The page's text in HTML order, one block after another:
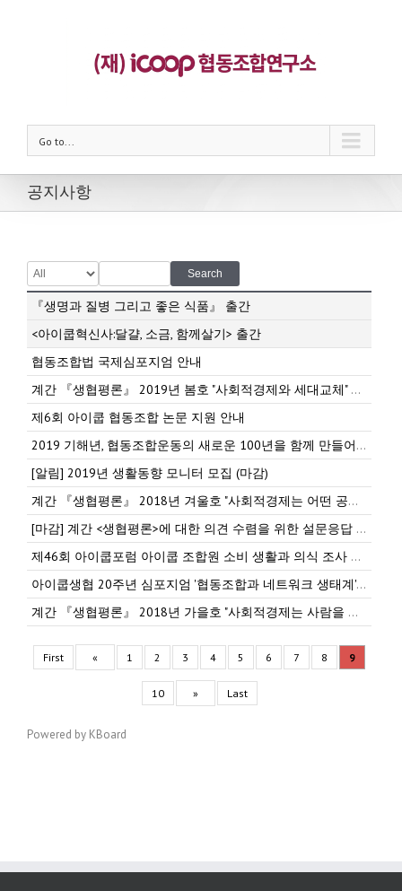
Go to...
공지사항
Search
『생명과 질병 그리고 좋은 식품』 출간
<아이쿱혁신사:달걀, 소금, 함께살기> 출간
협동조합법 국제심포지엄 안내
계간 『생협평론』 2019년 봄호 "사회적경제와 세대교체" 발간
제6회 아이쿱 협동조합 논문 지원 안내
2019 기해년, 협동조합운동의 새로운 100년을 함께 만들어가겠습니다.
[알림] 2019년 생활동향 모니터 모집 (마감)
계간 『생협평론』 2018년 겨울호 "사회적경제는 어떤 공동체를 꿈꾸는가"발간
[마감] 계간 <생협평론>에 대한 의견 수렴을 위한 설문응답 진행
제46회 아이쿱포럼 아이쿱 조합원 소비 생활과 의식 조사 & 파머스쿱 조합원 실태와 의식 조사
아이쿱생협 20주년 심포지엄 '협동조합과 네트워크 생태계' 안내
계간 『생협평론』 2018년 가을호 "사회적경제는 사람을 어떻게 키워야 하는가" 발간
First « 1 2 3 4 5 6 7 8 9
10 » Last
Powered by KBoard